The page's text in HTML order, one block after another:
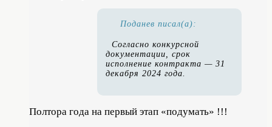
Поданев писал(а):
Согласно конкурсной
документации, срок
исполнение контракта — 31
декабря 2024 года.
Полтора года на первый этап «подумать» !!!